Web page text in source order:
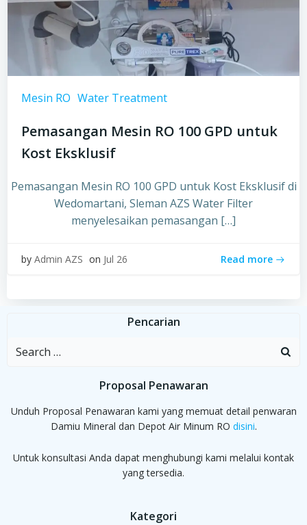
Mesin RO Water Treatment
Pemasangan Mesin RO 100 GPD untuk
Kost Eksklusif
Pemasangan Mesin RO 100 GPD untuk Kost Eksklusif di
Wedomartani, Sleman AZS Water Filter
menyelesaikan pemasangan […]
by Admin AZS on Jul 26 Read more
Pencarian
Search
Proposal Penawaran
Unduh Proposal Penawaran kami yang memuat detail penwaran
Damiu Mineral dan Depot Air Minum RO disini.
Untuk konsultasi Anda dapat menghubungi kami melalui kontak
yang tersedia.
Kategori